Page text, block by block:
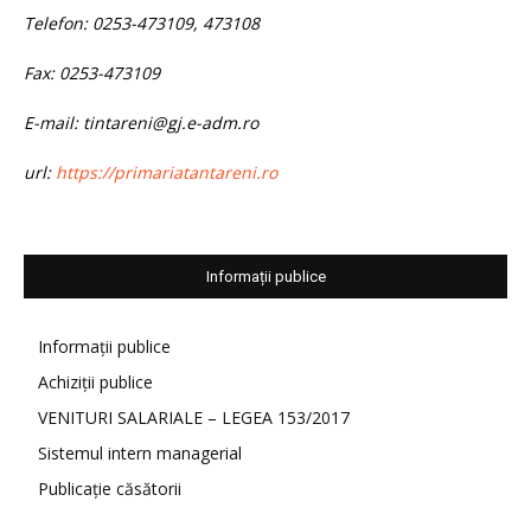
Telefon: 0253-473109, 473108
Fax: 0253-473109
E-mail: tintareni@gj.e-adm.ro
url: https://primariatantareni.ro
Informații publice
Informații publice
Achiziții publice
VENITURI SALARIALE – LEGEA 153/2017
Sistemul intern managerial
Publicație căsătorii